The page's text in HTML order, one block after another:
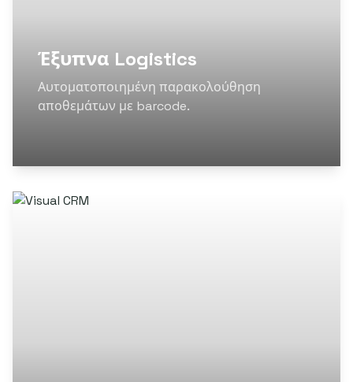
Έξυπνα Logistics
Αυτοματοποιημένη παρακολούθηση
αποθεμάτων με barcode.